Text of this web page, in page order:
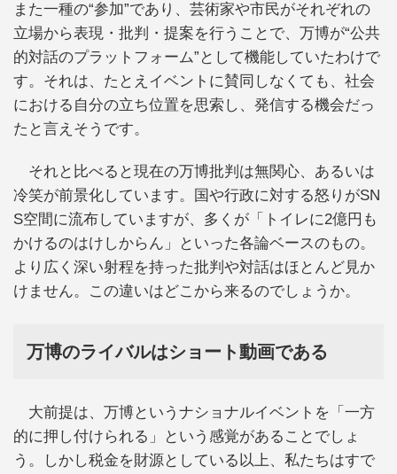
また一種の“参加”であり、芸術家や市民がそれぞれの
立場から表現・批判・提案を行うことで、万博が“公共
的対話のプラットフォーム”として機能していたわけで
す。それは、たとえイベントに賛同しなくても、社会
における自分の立ち位置を思索し、発信する機会だっ
たと言えそうです。
それと比べると現在の万博批判は無関心、あるいは
冷笑が前景化しています。国や行政に対する怒りがSN
S空間に流布していますが、多くが「トイレに2億円も
かけるのはけしからん」といった各論ベースのもの。
より広く深い射程を持った批判や対話はほとんど見か
けません。この違いはどこから来るのでしょうか。
万博のライバルはショート動画である
大前提は、万博というナショナルイベントを「一方
的に押し付けられる」という感覚があることでしょ
う。しかし税金を財源としている以上、私たちはすで